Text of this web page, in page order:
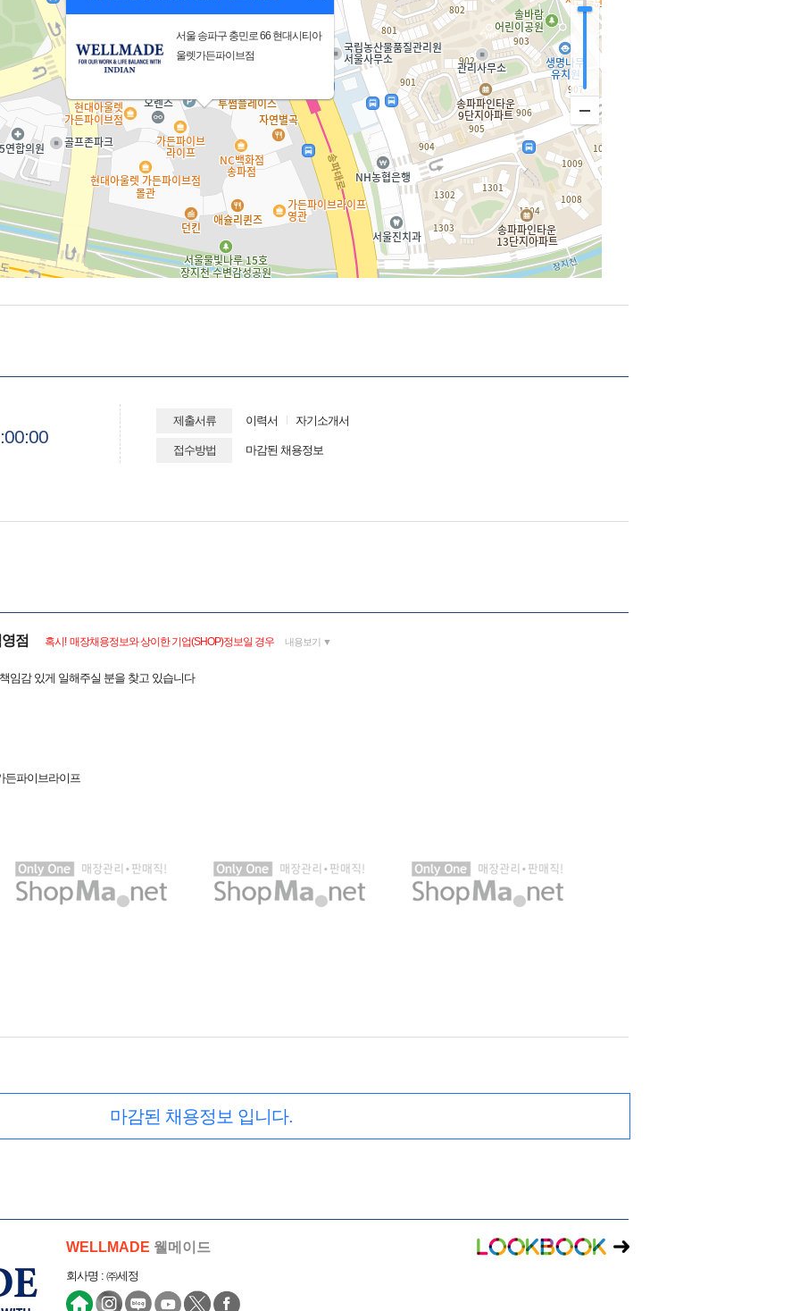
서울 송파구 충민로 66 현대시티아
울렛가든파이브점
제출서류 이력서 자기소개서
접수방법 마감된 채용정보
점 혹시! 매장채용정보와 상이한 기업(SHOP)정보일 경우 내용보기 ▼
임감 있게 일해주실 분을 찾고 있습니다
든파이브라이프
마감된 채용정보 입니다.
WELLMADE 웰메이드
회사명 : ㈜세정